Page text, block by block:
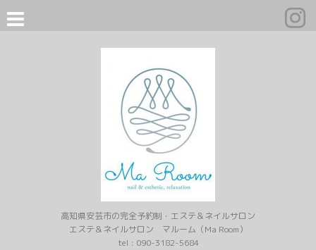
高知県安芸市の完全予約制・エステ＆ネイルサロン
エステ＆ネイルサロン マルーム（Ma Room）
tel : 090-3182-5684